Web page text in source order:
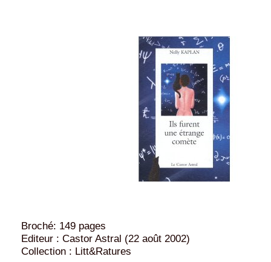
Broché: 149 pages
Editeur : Castor Astral (22 août 2002)
Collection : Litt&Ratures